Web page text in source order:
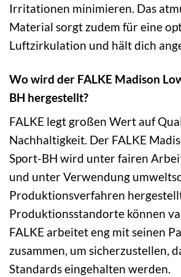
Irritationen minimieren. Das
Material sorgt zudem für eine
Luftzirkulation und hält dich
Wo wird der FALKE Madison
BH hergestellt?
FALKE legt großen Wert auf
Nachhaltigkeit. Der FALKE
Sport-BH wird unter fairen
und unter Verwendung
Produktionsverfahren
Produktionsstandorte können
FALKE arbeitet eng mit seinen
zusammen, um sicherzustellen,
Standards eingehalten werden.